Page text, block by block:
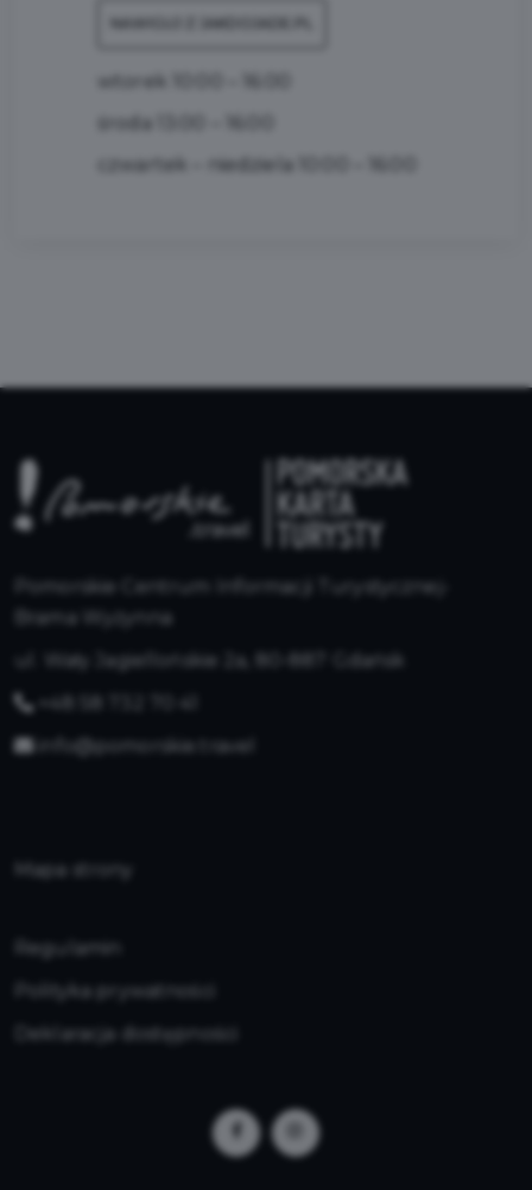
czwartek – niedziela 10:00 – 16:00
Pomorskie Centrum Informacji Turystycznej-
Brama Wyżynna
ul. Wały Jagiellońskie 2a, 80-887 Gdańsk
+48 58 732 70 41
info@pomorskie.travel
Mapa strony
Regulamin
Polityka prywatności
Deklaracja dostępności